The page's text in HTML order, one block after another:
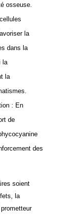
osseuse.
la
dans la
la
la
: En
de
des
soient
la